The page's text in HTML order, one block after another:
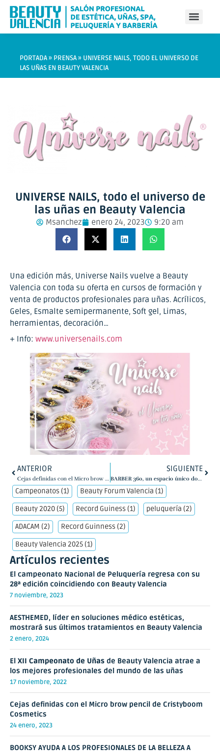
PORTADA» PRENSA» UNIVERSE NAILS, TODO EL UNIVERSO DE
LAS UÑAS EN BEAUTY VALENCIA
UNIVERSE NAILS, todo el universo de
las uñas en Beauty Valencia
Msanchez enero 24, 2023 9:20 am
Campeonatos (1) Beauty Forum Valencia (1)
Beauty 2020 (5) Record Guiness (1) peluquería (2)
ADACAM (2) Record Guinness (2)
Beauty Valencia 2025 (1)
Una edición más, Universe Nails vuelve a Beauty
Valencia con toda su oferta en cursos de formación y
venta de productos profesionales para uñas. Acrílicos,
Geles, Esmalte semipermanente, Soft gel, Limas,
herramientas, decoración…
+ Info: www.universenails.com
ANTERIOR
Cejas definidas con el Micro brow pencil de Cristyboom Cosmetics
SIGUIENTE
BARBER 360, un espacio único donde conocer las diferentes modalidades del mundo barbero
Artículos recientes
El campeonato Nacional de Peluquería regresa con su
28ª edición coincidiendo con Beauty Valencia
7 noviembre, 2023
AESTHEMED, líder en soluciones médico estéticas,
mostrará sus últimos tratamientos en Beauty Valencia
2 enero, 2024
El XII Campeonato de Uñas de Beauty Valencia atrae a
los mejores profesionales del mundo de las uñas
17 noviembre, 2022
Cejas definidas con el Micro brow pencil de Cristyboom
Cosmetics
24 enero, 2023
BOOKSY AYUDA A LOS PROFESIONALES DE LA BELLEZA A